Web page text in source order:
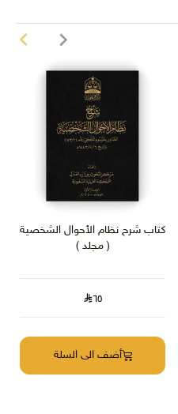
كتاب شرح نظام الأحوال الشخصية
( مجلد )
٦٥
أضف الى السلة